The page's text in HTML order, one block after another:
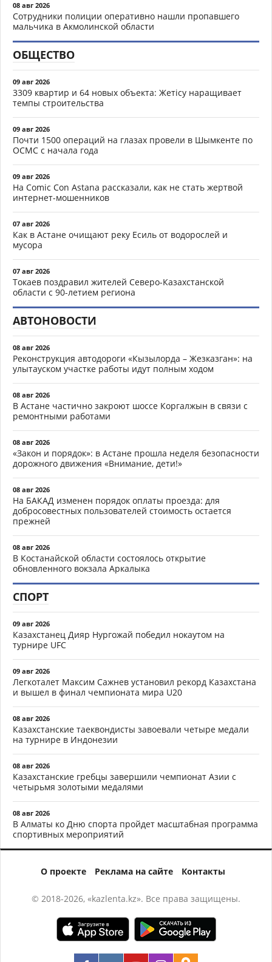
08 авг 2026
Сотрудники полиции оперативно нашли пропавшего
мальчика в Акмолинской области
ОБЩЕСТВО
09 авг 2026
3309 квартир и 64 новых объекта: Жетісу наращивает
темпы строительства
09 авг 2026
Почти 1500 операций на глазах провели в Шымкенте по
ОСМС с начала года
09 авг 2026
На Comic Con Astana рассказали, как не стать жертвой
интернет-мошенников
07 авг 2026
Как в Астане очищают реку Есиль от водорослей и
мусора
07 авг 2026
Токаев поздравил жителей Северо-Казахстанской
области с 90-летием региона
АВТОНОВОСТИ
08 авг 2026
Реконструкция автодороги «Кызылорда – Жезказган»: на
улытауском участке работы идут полным ходом
08 авг 2026
В Астане частично закроют шоссе Коргалжын в связи с
ремонтными работами
08 авг 2026
«Закон и порядок»: в Астане прошла неделя безопасности
дорожного движения «Внимание, дети!»
08 авг 2026
На БАКАД изменен порядок оплаты проезда: для
добросовестных пользователей стоимость остается
прежней
08 авг 2026
В Костанайской области состоялось открытие
обновленного вокзала Аркалыка
СПОРТ
09 авг 2026
Казахстанец Дияр Нургожай победил нокаутом на
турнире UFC
09 авг 2026
Легкоталет Максим Сажнев установил рекорд Казахстана
и вышел в финал чемпионата мира U20
08 авг 2026
Казахстанские таеквондисты завоевали четыре медали
на турнире в Индонезии
08 авг 2026
Казахстанские гребцы завершили чемпионат Азии с
четырьмя золотыми медалями
08 авг 2026
В Алматы ко Дню спорта пройдет масштабная программа
спортивных мероприятий
О проекте Реклама на сайте Контакты
© 2018-2026, «kazlenta.kz». Все права защищены.